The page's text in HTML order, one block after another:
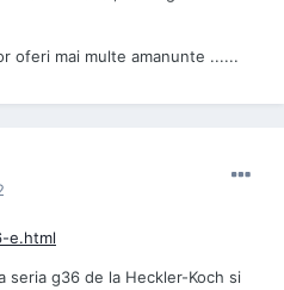
oferi mai multe amanunte ......
e.html
g36 de la Heckler-Koch si